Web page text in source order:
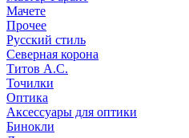
Мачете
Прочее
Русский стиль
Северная корона
Титов А.С.
Точилки
Оптика
Аксессуары для оптики
Бинокли